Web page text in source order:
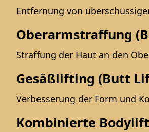
Entfernung von
Oberarmstraffung
Straffung der Haut an den
Gesäßlifting (Butt
Verbesserung der Form und
Kombinierte